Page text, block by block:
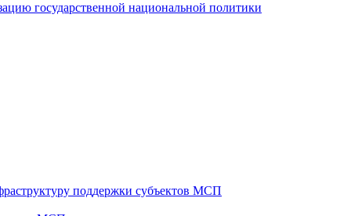
государственной национальной политики
поддержки субъектов МСП